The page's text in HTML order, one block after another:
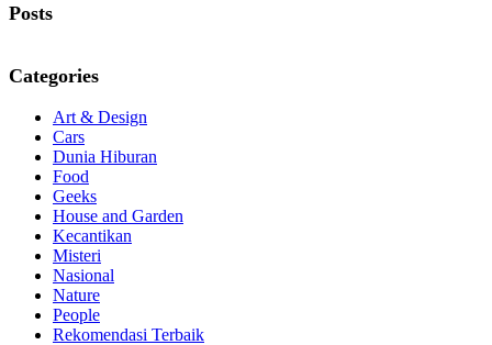
Posts
Categories
Art & Design
Cars
Dunia Hiburan
Food
Geeks
House and Garden
Kecantikan
Misteri
Nasional
Nature
People
Rekomendasi Terbaik